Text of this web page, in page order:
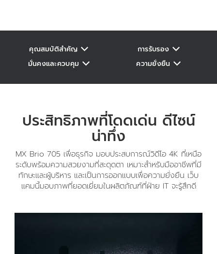
คุณสมบัติสำคัญ
การรับรอง
มั่นคงและควบคุม
ความยั่งยืน
ประสิทธิภาพที่โดดเด่น ดีไซน์
น่าทึ่ง
MX Brio 705 เพื่อธุรกิจ มอบประสบการณ์วิดีโอ 4K ที่เหนือ
ระดับพร้อมความสวยงามที่สะดุดตา เหมาะสำหรับมืออาชีพที่มี
ทักษะและผู้บริหาร และเป็นการออกแบบเพื่อความยั่งยืน เว็บ
แคมนี้มอบภาพที่ยอดเยี่ยมในผลิตภัณฑ์ที่ฝ่าย IT จะรู้สึกดี